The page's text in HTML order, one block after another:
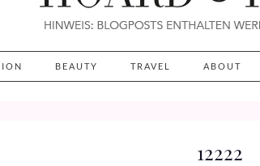
BEAUTY TRAVEL ABOUT
12222